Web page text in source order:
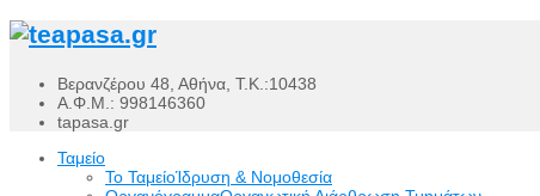
Βερανζέρου 48, Αθήνα, Τ.Κ.:10438
Α.Φ.Μ.: 998146360
tapasa.gr
Ταμείο
Το ΤαμείοΊδρυση & Νομοθεσία